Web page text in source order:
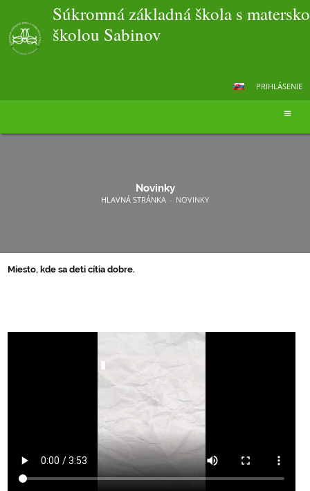
Súkromná základná škola s
školou Sabinov
PRIHLÁSENIE
Novinky
HLAVNÁ STRÁNKA - NOVINKY
Miesto, kde sa deti cítia dobre.